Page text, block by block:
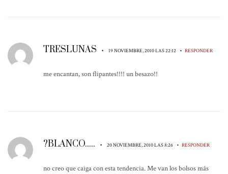
TRESLUNAS • 19 NOVIEMBRE, 2010 LAS 22:12 • RESPONDER
me encantan, son flipantes!!!! un besazo!!
?BLANCO..... • 20 NOVIEMBRE, 2010 LAS 8:26 • RESPONDER
no creo que caiga con esta tendencia. Me van los bolsos más